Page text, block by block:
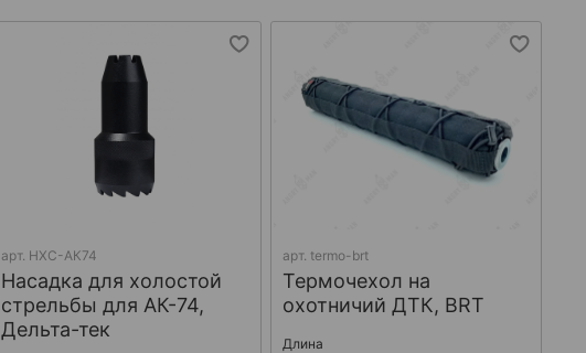
арт. НХС-АК74
Насадка для холостой
стрельбы для АК-74,
Дельта-тек
арт. termo-brt
Термочехол на
охотничий ДТК, BRT
Длина